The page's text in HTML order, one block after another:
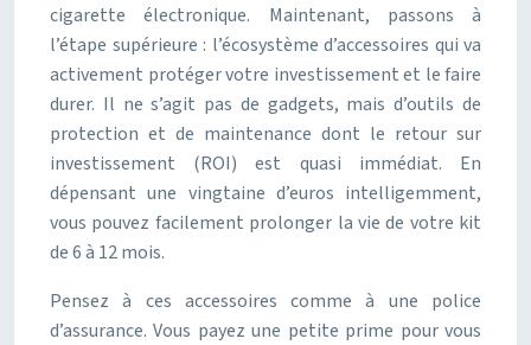
cigarette électronique. Maintenant, passons à
l’étape supérieure : l’écosystème d’accessoires qui va
activement protéger votre investissement et le faire
durer. Il ne s’agit pas de gadgets, mais d’outils de
protection et de maintenance dont le retour sur
investissement (ROI) est quasi immédiat. En
dépensant une vingtaine d’euros intelligemment,
vous pouvez facilement prolonger la vie de votre kit
de 6 à 12 mois.
Pensez à ces accessoires comme à une police
d’assurance. Vous payez une petite prime pour vous